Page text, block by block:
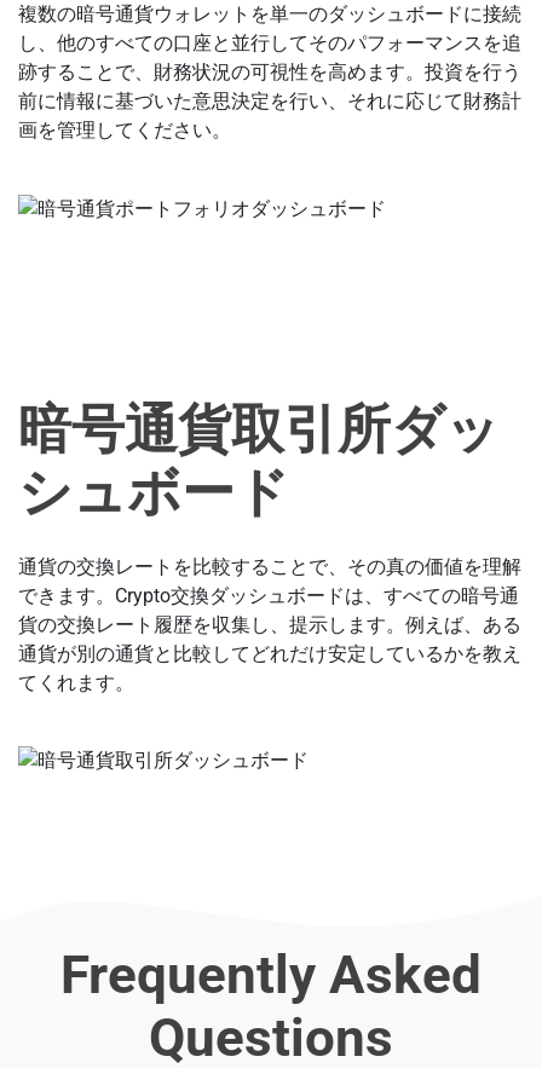
複数の暗号通貨ウォレットを単一のダッシュボードに接続
し、他のすべての口座と並行してそのパフォーマンスを追
跡することで、財務状況の可視性を高めます。投資を行う
前に情報に基づいた意思決定を行い、それに応じて財務計
画を管理してください。
暗号通貨取引所ダッ
シュボード
通貨の交換レートを比較することで、その真の価値を理解
できます。Crypto交換ダッシュボードは、すべての暗号通
貨の交換レート履歴を収集し、提示します。例えば、ある
通貨が別の通貨と比較してどれだけ安定しているかを教え
てくれます。
Frequently Asked
Questions